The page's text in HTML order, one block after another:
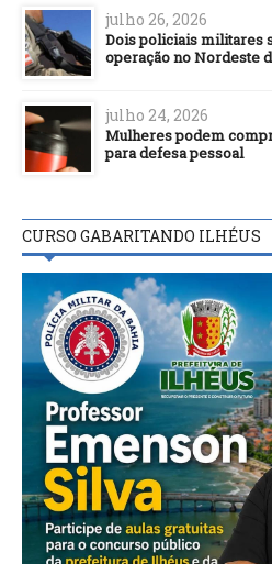
julho 26, 2026
Dois policiais militares
operação no Nordeste
julho 24, 2026
Mulheres podem
para defesa pessoal
CURSO GABARITANDO ILHÉUS